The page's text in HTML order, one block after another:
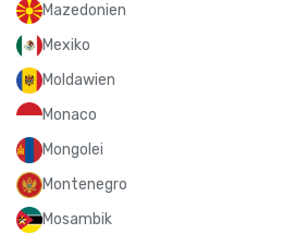
Mazedonien
Mexiko
Moldawien
Monaco
Mongolei
Montenegro
Mosambik